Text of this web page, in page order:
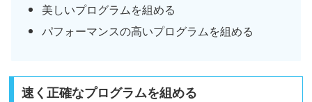
美しいプログラムを組める
パフォーマンスの高いプログラムを組める
速く正確なプログラムを組める